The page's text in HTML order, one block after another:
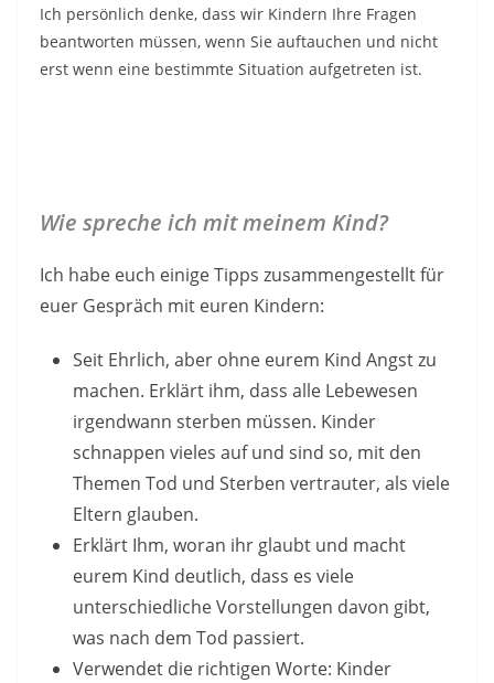
Ich persönlich denke, dass wir Kindern Ihre Fragen
beantworten müssen, wenn Sie auftauchen und nicht
erst wenn eine bestimmte Situation aufgetreten ist.
Wie spreche ich mit meinem Kind?
Ich habe euch einige Tipps zusammengestellt für
euer Gespräch mit euren Kindern:
Seit Ehrlich, aber ohne eurem Kind Angst zu
machen. Erklärt ihm, dass alle Lebewesen
irgendwann sterben müssen. Kinder
schnappen vieles auf und sind so, mit den
Themen Tod und Sterben vertrauter, als viele
Eltern glauben.
Erklärt Ihm, woran ihr glaubt und macht
eurem Kind deutlich, dass es viele
unterschiedliche Vorstellungen davon gibt,
was nach dem Tod passiert.
Verwendet die richtigen Worte: Kinder